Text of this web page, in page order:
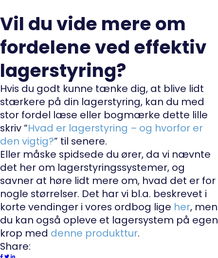
Vil du vide mere om
fordelene ved effektiv
lagerstyring?
Hvis du godt kunne tænke dig, at blive lidt
stærkere på din lagerstyring, kan du med
stor fordel læse eller bogmærke dette lille
skriv “Hvad er lagerstyring – og hvorfor er
den vigtig?” til senere.
Eller måske spidsede du ører, da vi nævnte
det her om lagerstyringssystemer, og
savner at høre lidt mere om, hvad det er for
nogle størrelser. Det har vi bl.a. beskrevet i
korte vendinger i vores ordbog lige her, men
du kan også opleve et lagersystem på egen
krop med denne produkttur.
Share: